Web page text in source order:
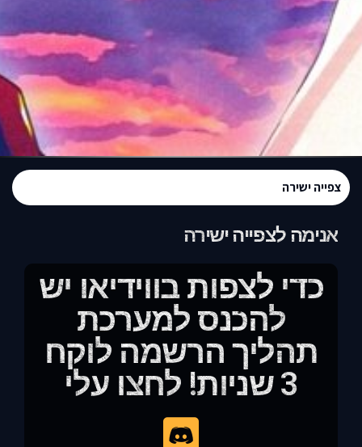
צפייה ישירה
אנימה לצפייה ישירה
כדי לצפות בווידיאו יש
להכנס למערכת
תהליך הרשמה לוקח
3 שניות! לחצו עלי